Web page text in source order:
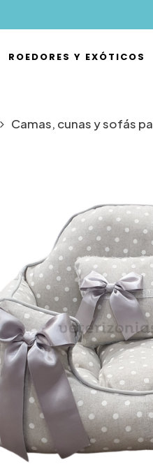
ROEDORES Y EXÓTICOS
Camas, cunas y sofás